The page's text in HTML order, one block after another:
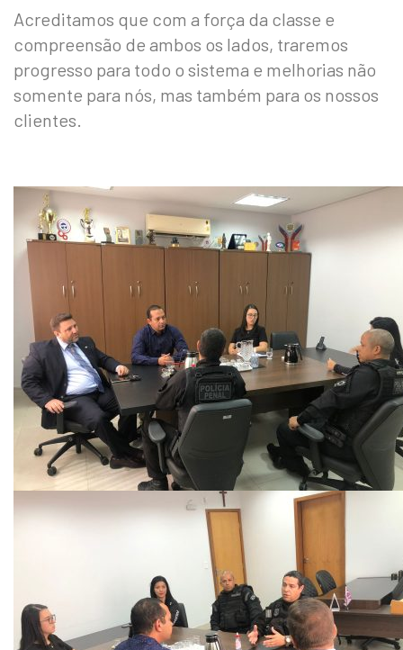
Acreditamos que com a força da classe e
compreensão de ambos os lados, traremos
progresso para todo o sistema e melhorias não
somente para nós, mas também para os nossos
clientes.